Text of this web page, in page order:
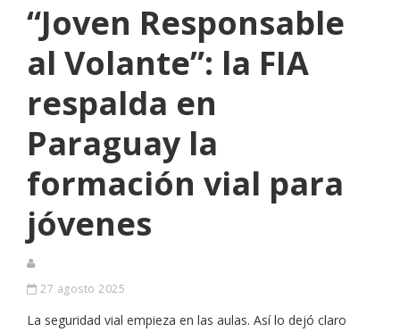
“Joven Responsable
al Volante”: la FIA
respalda en
Paraguay la
formación vial para
jóvenes
27 agosto 2025
La seguridad vial empieza en las aulas. Así lo dejó claro